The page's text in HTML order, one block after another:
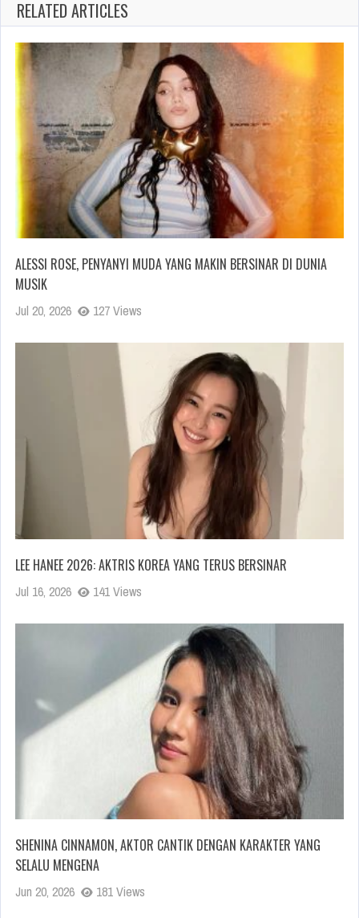
RELATED ARTICLES
ALESSI ROSE, PENYANYI MUDA YANG MAKIN BERSINAR DI DUNIA
MUSIK
Jul 20, 2026 127 Views
LEE HANEE 2026: AKTRIS KOREA YANG TERUS BERSINAR
Jul 16, 2026 141 Views
SHENINA CINNAMON, AKTOR CANTIK DENGAN KARAKTER YANG
SELALU MENGENA
Jun 20, 2026 181 Views